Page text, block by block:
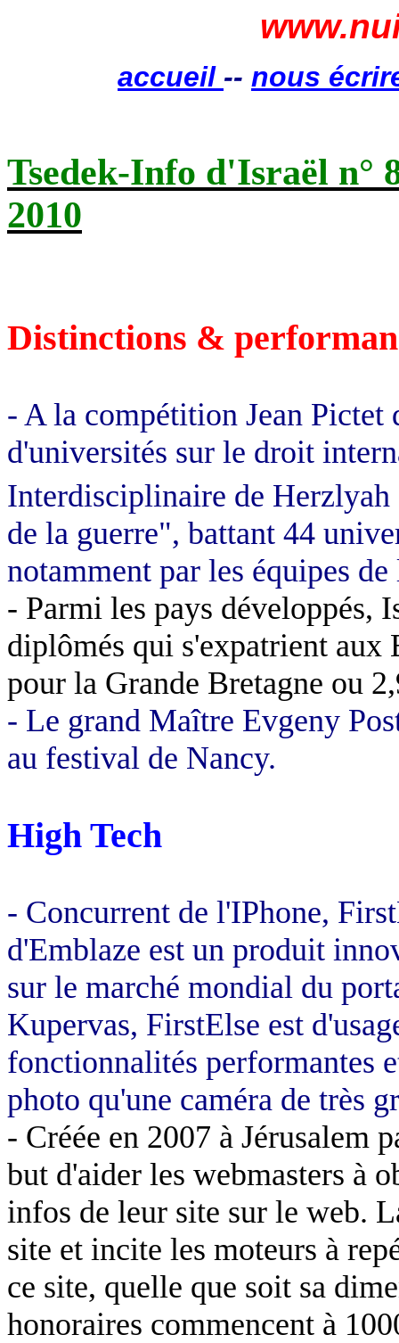
accueil -- nous
Tsedek-Info d'Israël n°
2010
Distinctions &
- A la compétition Jean Pictet
d'universités sur le droit
Interdisciplinaire de Herzlyah
de la guerre", battant 44
notamment par les équipes
- Parmi les pays développés,
diplômés qui s'expatrient aux
pour la Grande Bretagne ou
- Le grand Maître Evgeny
au festival de Nancy.
High Tech
- Concurrent de l'IPhone,
d'Emblaze est un produit
sur le marché mondial du
Kupervas, FirstElse est
fonctionnalités performantes
photo qu'une caméra de très
- Créée en 2007 à Jérusalem
but d'aider les webmasters à
infos de leur site sur le web.
site et incite les moteurs à
ce site, quelle que soit sa
honoraires commencent à